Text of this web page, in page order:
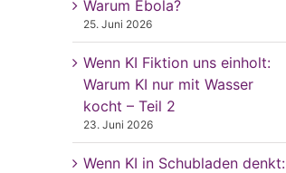
Warum Ebola?
25. Juni 2026
Wenn KI Fiktion uns einholt:
Warum KI nur mit Wasser
kocht – Teil 2
23. Juni 2026
Wenn KI in Schubladen denkt: